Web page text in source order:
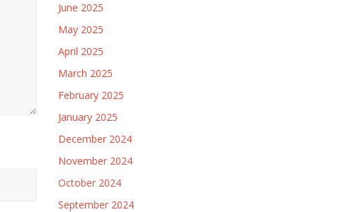
June 2025
May 2025
April 2025
March 2025
February 2025
January 2025
December 2024
November 2024
October 2024
September 2024